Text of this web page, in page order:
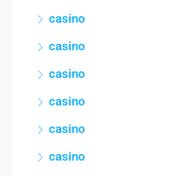
casino
casino
casino
casino
casino
casino